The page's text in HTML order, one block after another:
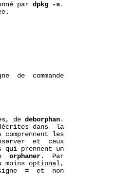
par
dpkg -s .
de  commande
de deborphan .
dans  la
les
et  ceux
qui prennent un
de
orphaner .  Par
moins
optional,
=
  et  non